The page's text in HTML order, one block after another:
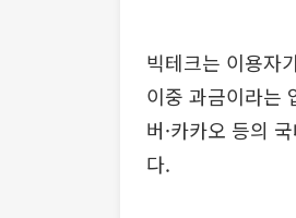
빅테크는 이용자
이중 과금이라는
버·카카오 등의
다.